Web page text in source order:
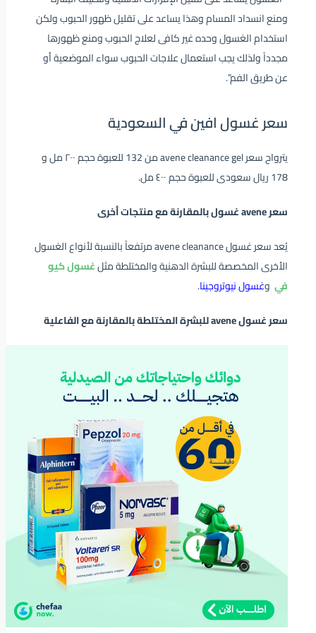
ومنع انسداد المسام وهذا يساعد على تقليل ظهور الحبوب ولكن
استخدام الغسول وحده غير كافى لعلاج الحبوب ومنع ظهورها
مجدداً ولذلك يجب استعمال علاجات الحبوب سواء الموضعية أو
عن طريق الفم”.
سعر غسول افين في السعودية
يترواح سعر avene cleanance gel من 132 للعبوة حجم ٢٠٠ مل و
178 ريال سعودى للعبوة حجم ٤٠٠ مل.
سعر avene غسول بالمقارنة مع منتجات أخرى
يُعد سعر غسول avene cleanance مرتفعاً بالنسبة لأنواع الغسول
الأخرى المخصصة للبشرة الدهنية والمختلطة مثلغسول كيو
في وغسول نيوتروجينا.
سعر غسول avene للبشرة المختلطة بالمقارنة مع الفاعلية